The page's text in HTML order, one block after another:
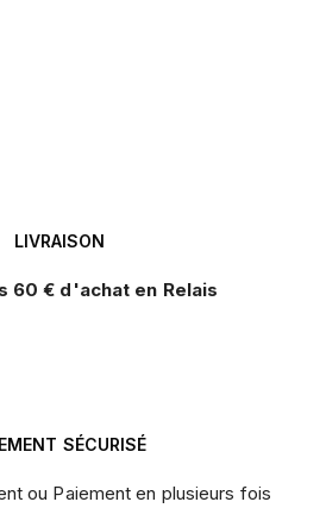
LIVRAISON
60 € d'achat en Relais
SÉCURISÉ
ou Paiement en plusieurs fois